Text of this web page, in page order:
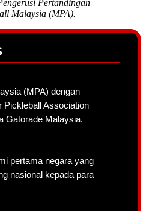
Pengerusi Pertandingan
Malaysia (MPA).
(MPA) dengan
Pickleball Association
Gatorade Malaysia.
pertama negara yang
nasional kepada para